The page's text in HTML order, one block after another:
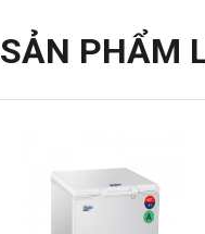
SẢN PHẨM